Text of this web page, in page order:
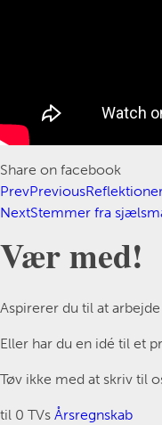
Share on facebook
PrevPrevious
NextStemmer fra
Vær med!
Aspirerer du til at
Eller har du en idé til et
Tøv ikke med at skriv til
til 0 TVs Årsregnskab